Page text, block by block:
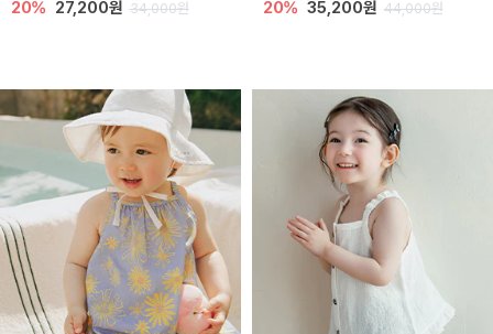
20% 27,200원 34,000원 20% 35,200원 44,000원